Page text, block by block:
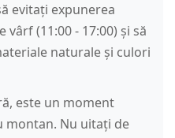
evitați expunerea
(11:00 - 17:00) și să
naturale și culori
este un moment
montan. Nu uitați de